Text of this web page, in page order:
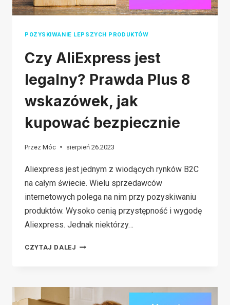
POZYSKIWANIE LEPSZYCH PRODUKTÓW
Czy AliExpress jest
legalny? Prawda Plus 8
wskazówek, jak
kupować bezpiecznie
Przez Móc sierpień 26.2023
Aliexpress jest jednym z wiodących rynków B2C
na całym świecie. Wielu sprzedawców
internetowych polega na nim przy pozyskiwaniu
produktów. Wysoko cenią przystępność i wygodę
Aliexpress. Jednak niektórzy…
CZYTAJ DALEJ CZY
LEGALNY?
PRAWDA